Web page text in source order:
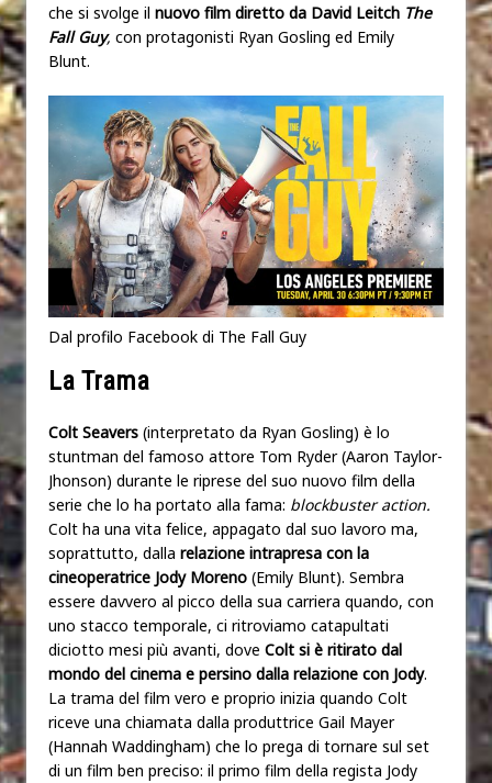
che si svolge il nuovo film diretto da David Leitch The
Fall Guy, con protagonisti Ryan Gosling ed Emily
Blunt.
Dal profilo Facebook di The Fall Guy
La Trama
Colt Seavers (interpretato da Ryan Gosling) è lo
stuntman del famoso attore Tom Ryder (Aaron Taylor-
Jhonson) durante le riprese del suo nuovo film della
serie che lo ha portato alla fama: blockbuster action.
Colt ha una vita felice, appagato dal suo lavoro ma,
soprattutto, dalla relazione intrapresa con la
cineoperatrice Jody Moreno (Emily Blunt). Sembra
essere davvero al picco della sua carriera quando, con
uno stacco temporale, ci ritroviamo catapultati
diciotto mesi più avanti, dove Colt si è ritirato dal
mondo del cinema e persino dalla relazione con Jody.
La trama del film vero e proprio inizia quando Colt
riceve una chiamata dalla produttrice Gail Mayer
(Hannah Waddingham) che lo prega di tornare sul set
di un film ben preciso: il primo film della regista Jody